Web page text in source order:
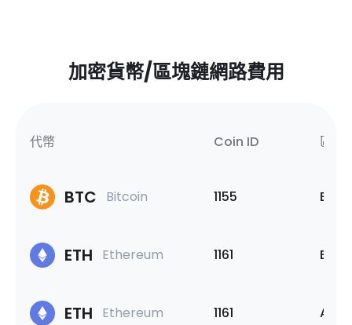
加密貨幣/區塊鏈網路費用
代幣 Coin ID 區塊
BTC Bitcoin 1155
ETH Ethereum 1161
ETH Ethereum 1161